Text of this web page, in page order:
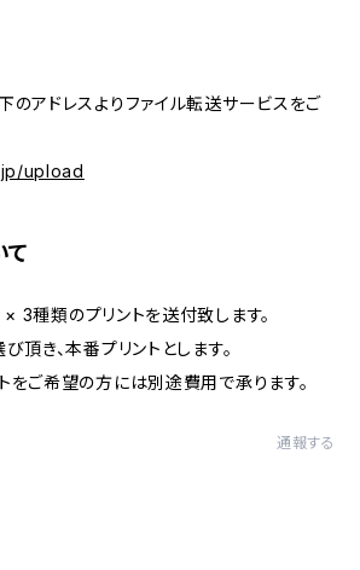
のアドレスよりファイル転送サービスをご
upload
て
3種類のプリントを送付致します。
頂き、本番プリントとします。
をご希望の方には別途費用で承ります。
通報する